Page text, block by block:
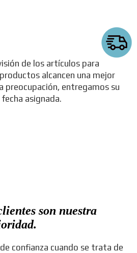
de los artículos para
alcancen una mejor
preocupación, entregamos su
asignada.
son nuestra
confianza cuando se trata de